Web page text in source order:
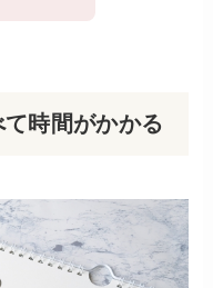
時間がかかる